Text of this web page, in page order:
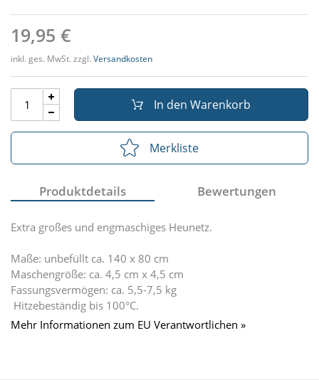
19,95 €
inkl. ges. MwSt. zzgl. Versandkosten
In den Warenkorb
Merkliste
Produktdetails Bewertungen
Extra großes und engmaschiges Heunetz.
Maße: unbefüllt ca. 140 x 80 cm
Maschengröße: ca. 4,5 cm x 4,5 cm
Fassungsvermögen: ca. 5,5-7,5 kg
Hitzebeständig bis 100°C.
Mehr Informationen zum EU Verantwortlichen »